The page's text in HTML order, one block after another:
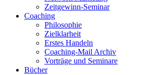
Zeitgewinn-Seminar
Coaching
Philosophie
Zielklarheit
Erstes Handeln
Coaching-Mail Archiv
Vorträge und Seminare
Bücher